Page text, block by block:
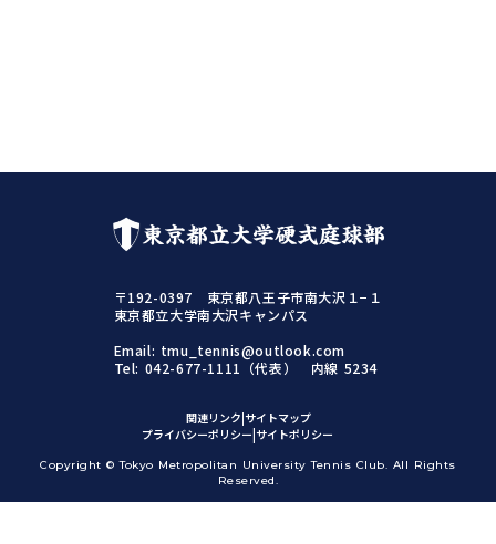
東京都立大学硬式庭球部
〒192-0397 東京都八王子市南大沢１−１
東京都立大学南大沢キャンパス
Email: tmu_tennis@outlook.com
Tel: 042-677-1111（代表） 内線 5234
Copyright © Tokyo Metropolitan University Tennis Club. All Rights
Reserved.
プライバシーポリシー|サイトポリシー
関連リンク|サイトマップ